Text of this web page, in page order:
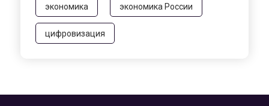
экономика экономика России
цифровизация